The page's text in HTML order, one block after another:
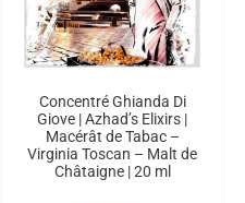
Concentré Ghianda Di
Giove | Azhad’s Elixirs |
Macérât de Tabac –
Virginia Toscan – Malt de
Châtaigne | 20 ml